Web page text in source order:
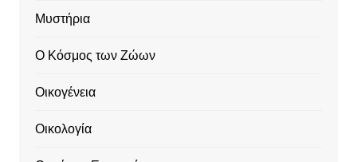
Μυστήρια
Ο Κόσμος των Ζώων
Οικογένεια
Οικολογία